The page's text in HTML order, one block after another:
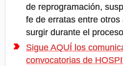
de reprogramación,
fe de erratas entre
surgir durante el
Sigue AQUÍ los
convocatorias de